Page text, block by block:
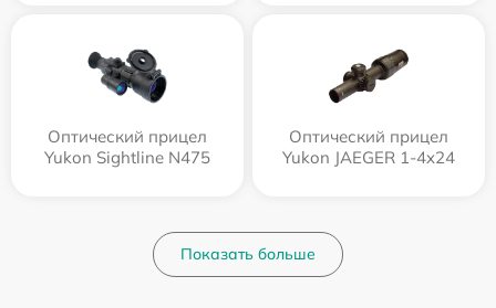
Оптический прицел
Yukon Sightline N475
Оптический прицел
Yukon JAEGER 1-4x24
Показать больше